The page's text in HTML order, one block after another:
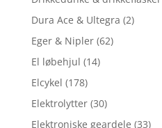
Dura Ace & Ultegra (2)
Eger & Nipler (62)
El løbehjul (14)
Elcykel (178)
Elektrolytter (30)
Elektroniske geardele (33)